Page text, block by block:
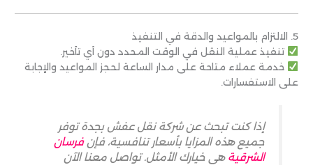
5. الالتزام بالمواعيد والدقة في التنفيذ
تنفيذ عملية النقل في الوقت المحدد دون أي تأخير.
خدمة عملاء متاحة على مدار الساعة لحجز المواعيد والإجابة
على الاستفسارات.
إذا كنت تبحث عن شركة نقل عفش بجدة توفر
جميع هذه المزايا بأسعار تنافسية، فإنفرسان
الشرقية هي خيارك الأمثل. تواصل معنا الآن